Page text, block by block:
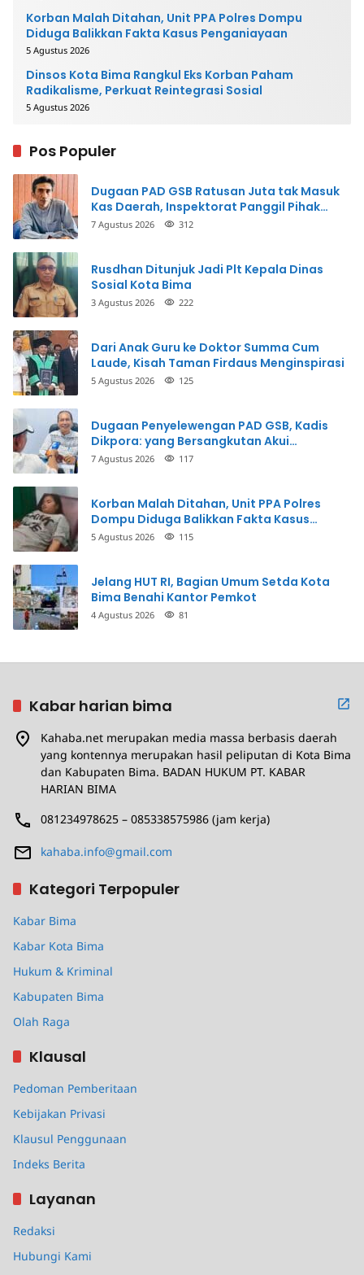
Korban Malah Ditahan, Unit PPA Polres Dompu
Diduga Balikkan Fakta Kasus Penganiayaan
5 Agustus 2026
Dinsos Kota Bima Rangkul Eks Korban Paham
Radikalisme, Perkuat Reintegrasi Sosial
5 Agustus 2026
Pos Populer
Dugaan PAD GSB Ratusan Juta tak Masuk
Kas Daerah, Inspektorat Panggil Pihak
Terkait
7 Agustus 2026 312
Rusdhan Ditunjuk Jadi Plt Kepala Dinas
Sosial Kota Bima
3 Agustus 2026 222
Dari Anak Guru ke Doktor Summa Cum
Laude, Kisah Taman Firdaus Menginspirasi
5 Agustus 2026 125
Dugaan Penyelewengan PAD GSB, Kadis
Dikpora: yang Bersangkutan Akui
Perbuatannya dan Siap Mengembalikan
7 Agustus 2026 117
Korban Malah Ditahan, Unit PPA Polres
Dompu Diduga Balikkan Fakta Kasus
Penganiayaan
5 Agustus 2026 115
Jelang HUT RI, Bagian Umum Setda Kota
Bima Benahi Kantor Pemkot
4 Agustus 2026 81
Kabar harian bima
Kahaba.net merupakan media massa berbasis daerah
yang kontennya merupakan hasil peliputan di Kota Bima
dan Kabupaten Bima. BADAN HUKUM PT. KABAR
HARIAN BIMA
081234978625 – 085338575986 (jam kerja)
kahaba.info@gmail.com
Kategori Terpopuler
Kabar Bima
Kabar Kota Bima
Hukum & Kriminal
Kabupaten Bima
Olah Raga
Klausal
Pedoman Pemberitaan
Kebijakan Privasi
Klausul Penggunaan
Indeks Berita
Layanan
Redaksi
Hubungi Kami